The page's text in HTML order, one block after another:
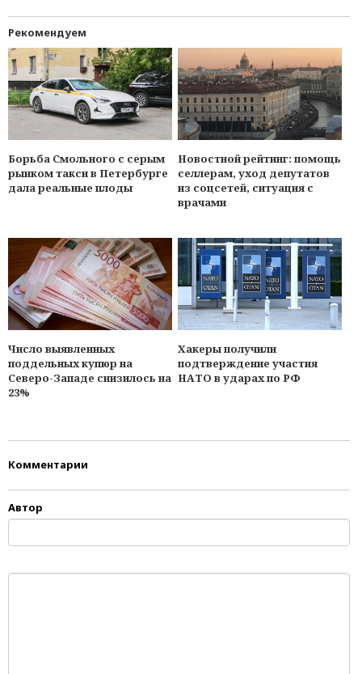
Рекомендуем
Борьба Смольного с серым
рынком такси в Петербурге
дала реальные плоды
Новостной рейтинг: помощь
селлерам, уход депутатов
из соцсетей, ситуация с
врачами
Число выявленных
поддельных купюр на
Северо-Западе снизилось на
23%
Хакеры получили
подтверждение участия
НАТО в ударах по РФ
Комментарии
Автор